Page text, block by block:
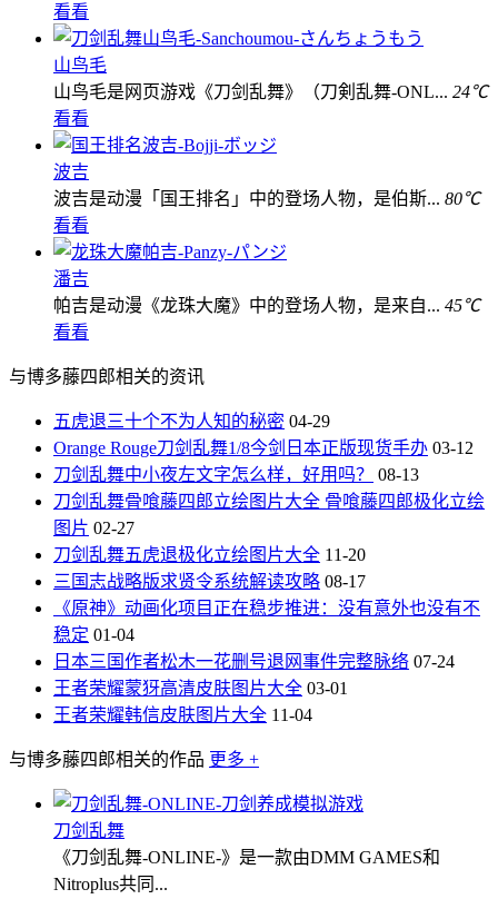
看看
山鸟毛
山鸟毛是网页游戏《刀剑乱舞》（刀剣乱舞-ONL... 24℃
看看
波吉
波吉是动漫「国王排名」中的登场人物，是伯斯... 80℃
看看
潘吉
帕吉是动漫《龙珠大魔》中的登场人物，是来自... 45℃
看看
与博多藤四郎相关的资讯
五虎退三十个不为人知的秘密 04-29
Orange Rouge刀剑乱舞1/8今剑日本正版现货手办 03-12
刀剑乱舞中小夜左文字怎么样，好用吗？
08-13
刀剑乱舞骨喰藤四郎立绘图片大全 骨喰藤四郎极化立绘
图片 02-27
刀剑乱舞五虎退极化立绘图片大全 11-20
三国志战略版求贤令系统解读攻略 08-17
《原神》动画化项目正在稳步推进：没有意外也没有不
稳定 01-04
日本三国作者松木一花删号退网事件完整脉络 07-24
王者荣耀蒙犽高清皮肤图片大全 03-01
王者荣耀韩信皮肤图片大全 11-04
与博多藤四郎相关的作品 更多 +
刀剑乱舞
《刀剑乱舞-ONLINE-》是一款由DMM GAMES和
Nitroplus共同...